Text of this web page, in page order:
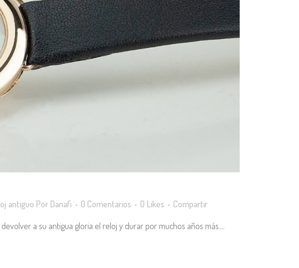
antiguo Por Danafi 0 Comentarios 0 Likes Compartir
a su antigua gloria el reloj y durar por muchos años más....